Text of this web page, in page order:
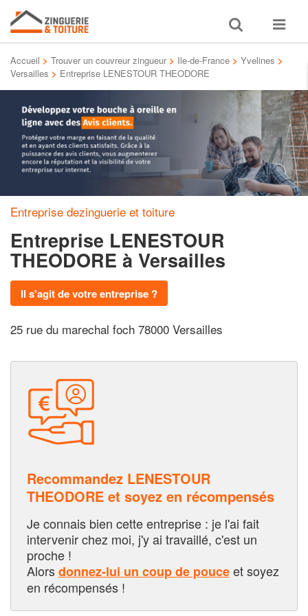
Toggle
search
Toggle
Accueil > Trouver un couvreur zingueur > Ile-de-France > Yvelines >
Versailles > Entreprise LENESTOUR THEODORE
Entreprise dezinguerie et toiture
Entreprise LENESTOUR
THEODORE à Versailles
Il s'agit de votre entreprise ?
25 rue du marechal foch 78000 Versailles
Recommandez LENESTOUR
THEODORE et soyez en récompensés
Je connais bien cette entreprise : je l'ai fait
intervenir chez moi, j'y ai travaillé, c'est un
proche !
Alorsdonnez-lui un coup de pouceet soyez
en récompensés !